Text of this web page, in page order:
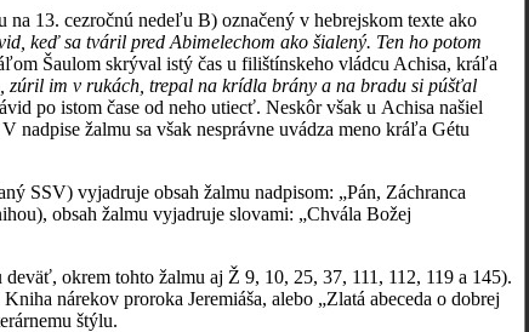
13. cezročnú nedeľu B) označený v hebrejskom texte ako
keď sa tváril pred Abimelechom ako šialený. Ten ho potom
Šaulom skrýval istý čas u filištínskeho vládcu Achisa, kráľa
, zúril im v rukách, trepal na krídla brány a na bradu si púšťal
po istom čase od neho utiecť. Neskôr však u Achisa našiel
nadpise žalmu sa však nesprávne uvádza meno kráľa Gétu
SSV) vyjadruje obsah žalmu nadpisom: „Pán, Záchranca
obsah žalmu vyjadruje slovami: „Chvála Božej
okrem tohto žalmu aj Ž 9, 10, 25, 37, 111, 112, 119 a 145).
nárekov proroka Jeremiáša, alebo „Zlatá abeceda o dobrej
štýlu.